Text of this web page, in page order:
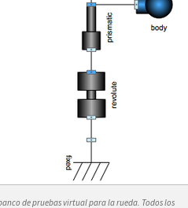
de pruebas virtual para la rueda. Todos los